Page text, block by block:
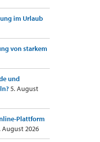
im Urlaub
von starkem
und
5. August
Plattform
August 2026